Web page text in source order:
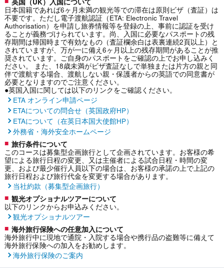
日本国籍であれば6ヶ月未満の観光等での滞在は原則ビザ（査証）は
不要です。ただし電子渡航認証（ETA: Electronic Travel
Authorisation）を申請し旅券情報等を登録の上、事前に認証を受け
ることが義務づけられています。尚、入国に必要なパスポートの残
存期間は帰国時まで有効なもの（査証欄余白は表裏連続2頁以上）と
されていますが、万が一に備え6ヶ月以上の残存期間があることが推
奨されています。ご自身のパスポートをご確認の上でお申し込みく
ださい。 また、18歳未満がビザ査証なしで単独または片方の親と同
伴で渡航する場合、渡航しない親・保護者からの英語での同意書が
必要となりますのでご注意ください。
●英国入国に関しては以下のリンクをご確認ください。
ETA オンライン申請ページ
ETAについての問合せ（英国政府HP）
ETAについて（在英日本国大使館HP）
外務省・海外安全ホームページ
旅行条件について
このコースは募集型企画旅行として企画されています。お客様の希
望による旅行日程の変更、又は主催者による試合日程・時間の変
更、および最少催行人員以下の場合は、お客様の承諾の上で上記の
旅行日程および旅行代金を変更する場合があります。
当社約款（募集型企画旅行）
観光オプショナルツアーについて
以下のリンクからお申込みください。
観光オプショナルツアー
海外旅行保険への任意加入について
海外旅行中に現地で通院・入院する場合や携行品の盗難等に備えて
海外旅行保険への加入をお勧めします。
海外旅行保険のご案内